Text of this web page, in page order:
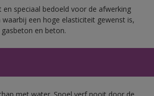
en speciaal bedoeld voor de afwerking
een hoge elasticiteit gewenst is,
en beton.